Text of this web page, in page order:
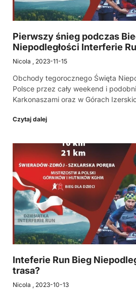
Pierwszy śnieg podczas
Niepodległości Interferie
Nicola 2023-11-15
Obchody tegorocznego Święta
Polsce przez cały weekend i
Karkonaszami oraz w Górach
Czytaj dalej
Inteferie Run Bieg
trasa?
Nicola 2023-10-13